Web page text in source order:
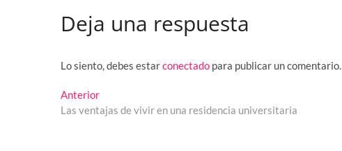
Deja una respuesta
Lo siento, debes estarconectado para publicar un comentario.
Navegación
de
AnteriorEntrada
anterior:
Las ventajas de vivir en una residencia universitaria